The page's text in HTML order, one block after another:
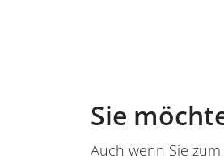
Sie
Auch wenn Sie zum